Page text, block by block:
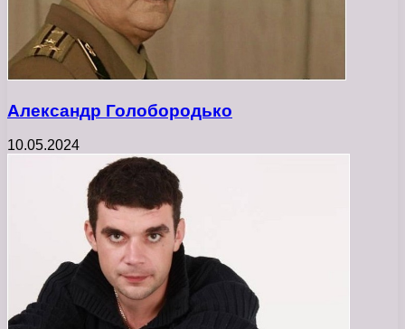
Александр Голобородько
10.05.2024